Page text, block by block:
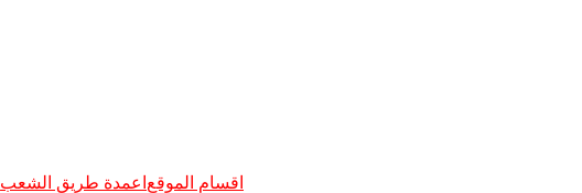
اقسام الموقع اعمدة طريق الشعب